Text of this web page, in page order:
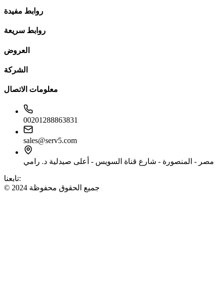
روابط مفيدة
روابط سريعة
العروض
الشركة
معلومات الاتصال
00201288863831
sales@serv5.com
مصر - المنصورة - شارع قناة السويس - أعلى صيدلية د. رامي
تابعنا:
© 2024 جميع الحقوق محفوظة